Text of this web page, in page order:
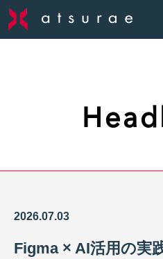
2026.07.03
Figma × AI活用の実